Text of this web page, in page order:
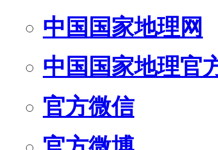
中国国家地理网
中国国家地理官
官方微信